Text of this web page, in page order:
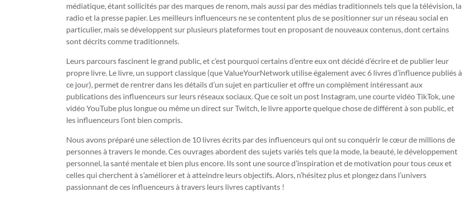
médiatique, étant sollicités par des marques de renom, mais aussi par des médias traditionnels tels que la télévision, la
radio et la presse papier. Les meilleurs influenceurs ne se contentent plus de se positionner sur un réseau social en
particulier, mais se développent sur plusieurs plateformes tout en proposant de nouveaux contenus, dont certains
sont décrits comme traditionnels.
Leurs parcours fascinent le grand public, et c’est pourquoi certains d’entre eux ont décidé d’écrire et de publier leur
propre livre. Le livre, un support classique (que ValueYourNetwork utilise également avec 6 livres d’influence publiés à
ce jour), permet de rentrer dans les détails d’un sujet en particulier et offre un complément intéressant aux
publications des influenceurs sur leurs réseaux sociaux. Que ce soit un post Instagram, une courte vidéo TikTok, une
vidéo YouTube plus longue ou même un direct sur Twitch, le livre apporte quelque chose de différent à son public, et
les influenceurs l’ont bien compris.
Nous avons préparé une sélection de 10 livres écrits par des influenceurs qui ont su conquérir le cœur de millions de
personnes à travers le monde. Ces ouvrages abordent des sujets variés tels que la mode, la beauté, le développement
personnel, la santé mentale et bien plus encore. Ils sont une source d’inspiration et de motivation pour tous ceux et
celles qui cherchent à s’améliorer et à atteindre leurs objectifs. Alors, n’hésitez plus et plongez dans l’univers
passionnant de ces influenceurs à travers leurs livres captivants !